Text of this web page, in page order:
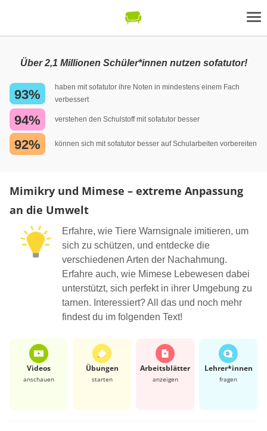
Über 2,1 Millionen Schüler*innen nutzen sofatutor!
93%
haben mit sofatutor ihre Noten in mindestens einem Fach
verbessert
94% verstehen den Schulstoff mit sofatutor besser
92% können sich mit sofatutor besser auf Schularbeiten vorbereiten
Mimikry und Mimese – extreme Anpassung
an die Umwelt
Erfahre, wie Tiere Warnsignale imitieren, um
sich zu schützen, und entdecke die
verschiedenen Arten der Nachahmung.
Erfahre auch, wie Mimese Lebewesen dabei
unterstützt, sich perfekt in ihrer Umgebung zu
tarnen. Interessiert? All das und noch mehr
findest du im folgenden Text!
Videos
anschauen
Übungen
starten
Arbeits­blätter
anzeigen
Lehrer*​innen
fragen